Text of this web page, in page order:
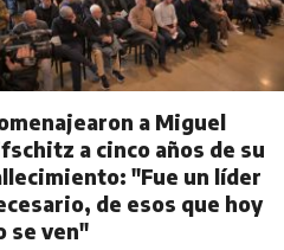
a Miguel
a cinco años de su
"Fue un líder
de esos que hoy
se ven"